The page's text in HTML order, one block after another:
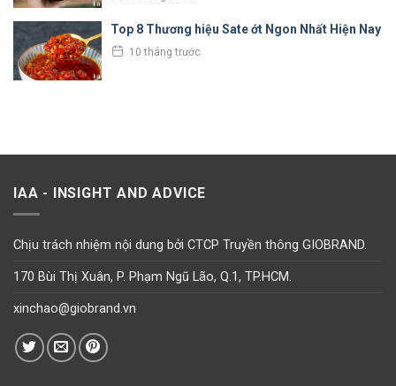
Top 8 Thương hiệu Sate ớt Ngon Nhất Hiện Nay
10 tháng trước
IAA - INSIGHT AND ADVICE
Chịu trách nhiệm nội dung bởi CTCP Truyền thông GIOBRAND.
170 Bùi Thị Xuân, P. Phạm Ngũ Lão, Q.1, TP.HCM.
xinchao@giobrand.vn